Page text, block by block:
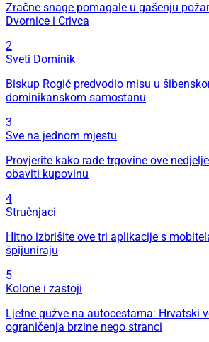
Zračne snage pomagale u gašenju
Dvornice i Crivca
2
Sveti Dominik
Biskup Rogić predvodio misu u
dominikanskom samostanu
3
Sve na jednom mjestu
Provjerite kako rade trgovine ove
obaviti kupovinu
4
Stručnjaci
Hitno izbrišite ove tri aplikacije s
špijuniraju
5
Kolone i zastoji
Ljetne gužve na autocestama: Hrvatski
ograničenja brzine nego stranci